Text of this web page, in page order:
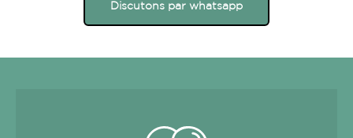
Discutons par whatsapp